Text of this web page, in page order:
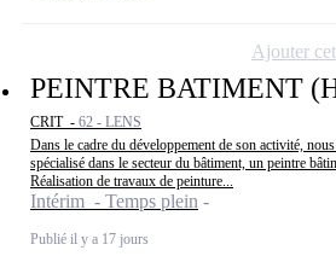
PEINTRE BATIMENT
CRIT - 62 - LENS
Dans le cadre du développement de son activité,
spécialisé dans le secteur du bâtiment, un peintre
Réalisation de travaux de peinture...
Intérim - Temps plein
Publié il y a 17 jours
Ajouter